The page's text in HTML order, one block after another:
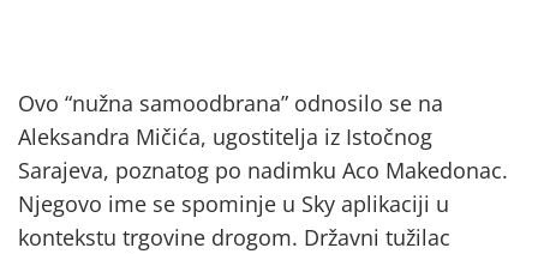
Ovo “nužna samoodbrana” odnosilo se na
Aleksandra Mičića, ugostitelja iz Istočnog
Sarajeva, poznatog po nadimku Aco Makedonac.
Njegovo ime se spominje u Sky aplikaciji u
kontekstu trgovine drogom. Državni tužilac